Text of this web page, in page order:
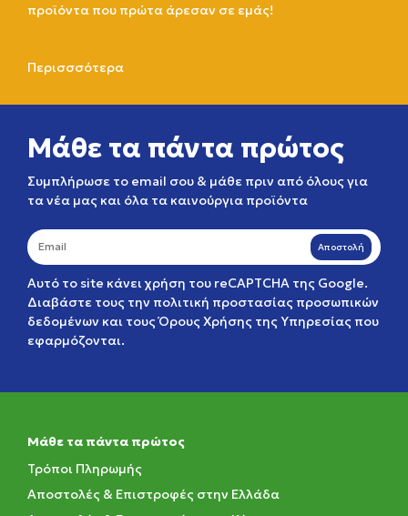
προϊόντα που πρώτα άρεσαν σε εμάς!
Περισσσότερα
Μάθε τα πάντα πρώτος
Συμπλήρωσε το email σου & μάθε πριν από όλους για
τα νέα μας και όλα τα καινούργια προϊόντα
Αποστολή
Αυτό το site κάνει χρήση του reCAPTCHA της Google.
Διαβάστε τους την πολιτική προστασίας προσωπικών
δεδομένων και τουςΌρους Χρήσης της Υπηρεσίας που
εφαρμόζονται.
Μάθε τα πάντα πρώτος
Τρόποι Πληρωμής
Αποστολές & Επιστροφές στην Ελλάδα